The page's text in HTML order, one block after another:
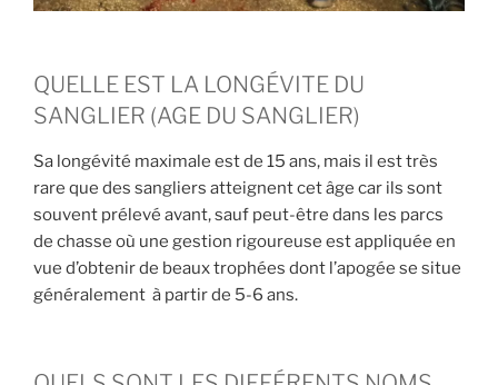
QUELLE EST LA LONGÉVITE DU
SANGLIER (AGE DU SANGLIER)
Sa longévité maximale est de 15 ans, mais il est très
rare que des sangliers atteignent cet âge car ils sont
souvent prélevé avant, sauf peut-être dans les parcs
de chasse où une gestion rigoureuse est appliquée en
vue d’obtenir de beaux trophées dont l’apogée se situe
généralement à partir de 5-6 ans.